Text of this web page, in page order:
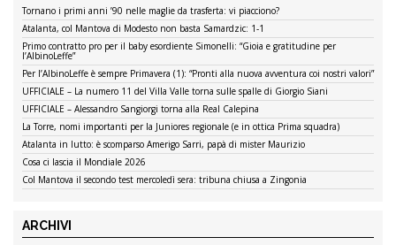
Tornano i primi anni ’90 nelle maglie da trasferta: vi piacciono?
Atalanta, col Mantova di Modesto non basta Samardzic: 1-1
Primo contratto pro per il baby esordiente Simonelli: “Gioia e gratitudine per
l’AlbinoLeffe”
Per l’AlbinoLeffe è sempre Primavera (1): “Pronti alla nuova avventura coi nostri valori”
UFFICIALE – La numero 11 del Villa Valle torna sulle spalle di Giorgio Siani
UFFICIALE – Alessandro Sangiorgi torna alla Real Calepina
La Torre, nomi importanti per la Juniores regionale (e in ottica Prima squadra)
Atalanta in lutto: è scomparso Amerigo Sarri, papà di mister Maurizio
Cosa ci lascia il Mondiale 2026
Col Mantova il secondo test mercoledì sera: tribuna chiusa a Zingonia
ARCHIVI